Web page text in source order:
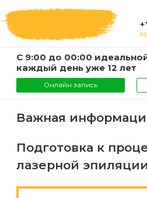
С 9:00 до 00:00
каждый день уже 12 лет
Онлайн запись
ГЛАВНАЯ
Услуги
и
КОМПАНИЯ
О
Важная
Подготовка к
лазерной эпиляции